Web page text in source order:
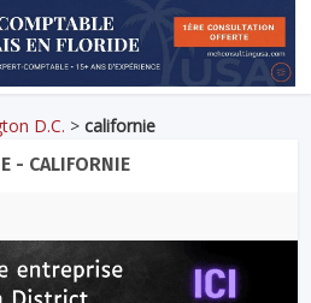
D.C. >californie
- CALIFORNIE